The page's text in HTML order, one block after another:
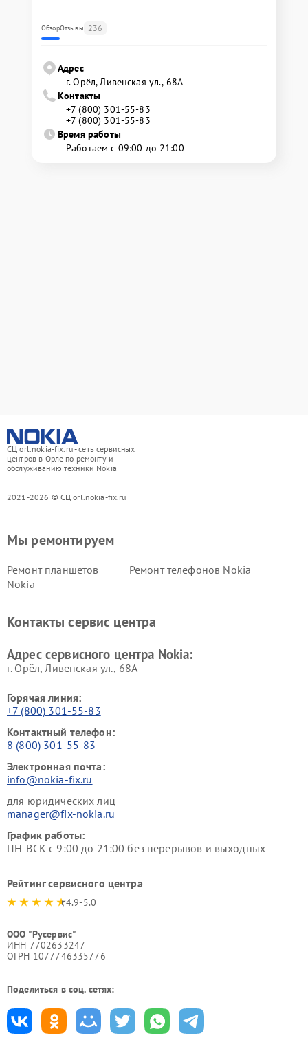
ОбзорОтзывы 236
Адрес
г. Орёл, Ливенская ул., 68А
Контакты
+7 (800) 301-55-83
+7 (800) 301-55-83
Время работы
Работаем с 09:00 до 21:00
СЦ orl.nokia-fix.ru - сеть сервисных
центров в Орле по ремонту и
обслуживанию техники Nokia
2021-2026 © СЦ orl.nokia-fix.ru
Мы ремонтируем
Ремонт планшетов
Nokia
Ремонт телефонов Nokia
Контакты сервис центра
Адрес сервисного центра Nokia:
г. Орёл, Ливенская ул., 68А
Горячая линия:
+7 (800) 301-55-83
Контактный телефон:
8 (800) 301-55-83
Электронная почта:
info@nokia-fix.ru
для юридических лиц
manager@fix-nokia.ru
График работы:
ПН-ВСК с 9:00 до 21:00 без перерывов и выходных
Рейтинг сервисного центра
4.9-5.0
ООО "Русервис"
ИНН 7702633247
ОГРН 1077746335776
Поделиться в соц. сетях: